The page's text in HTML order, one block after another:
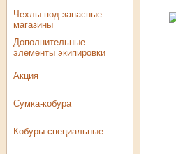
Чехлы под запасные
магазины
Дополнительные
элементы экипировки
Акция
Сумка-кобура
Кобуры специальные